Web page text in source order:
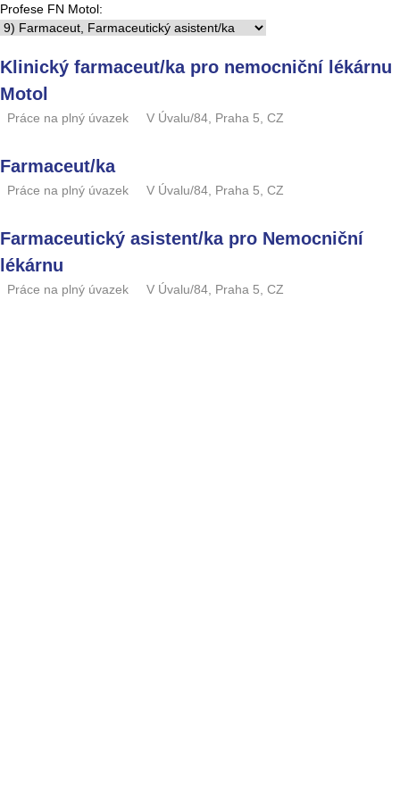
Profese FN Motol:
Klinický farmaceut/ka pro nemocniční lékárnu
Motol
Práce na plný úvazek V Úvalu/84, Praha 5, CZ
Farmaceut/ka
Práce na plný úvazek V Úvalu/84, Praha 5, CZ
Farmaceutický asistent/ka pro Nemocniční
lékárnu
Práce na plný úvazek V Úvalu/84, Praha 5, CZ